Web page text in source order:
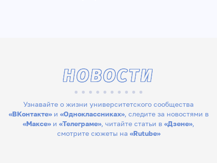
Узнавайте о жизни университетского сообщества
«ВКонтакте»и «Одноклассниках», следите за новостями в
«Максе» и «Телеграме», читайте статьи в «Дзене»,
смотрите сюжеты на «Rutube»
НОВОСТИ